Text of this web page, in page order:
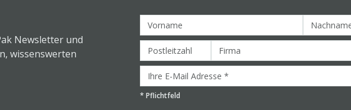
Newsletter und
wissenswerten
* Pflichtfeld